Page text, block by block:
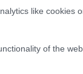
like cookies
of the
El Sistema
Σπύρος